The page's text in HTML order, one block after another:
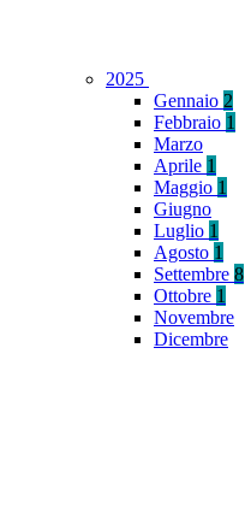
2025
Gennaio 2
Febbraio 1
Marzo
Aprile 1
Maggio 1
Giugno
Luglio 1
Agosto 1
Settembre 8
Ottobre 1
Novembre
Dicembre